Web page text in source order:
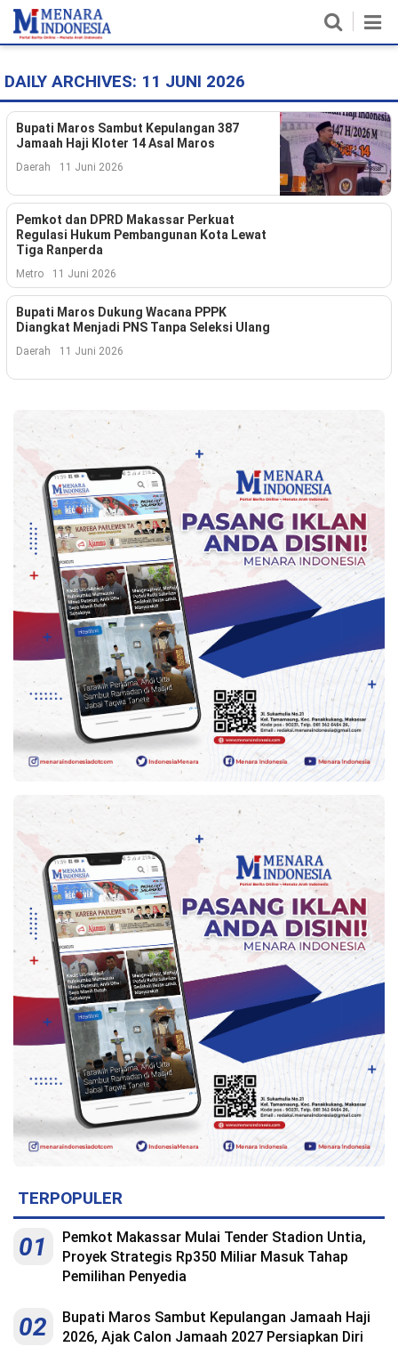
Home
Nasional
Politik
Metro
Daerah
Hukum & HAM
Ekonomi
Lingkungan
Olahraga
More
©
Copyright
Indonesia
Right
Reserve
DAILY ARCHIVES: 11 JUNI 2026
Bupati Maros Sambut Kepulangan 387
Jamaah Haji Kloter 14 Asal Maros
Daerah 11 Juni 2026
Pemkot dan DPRD Makassar Perkuat
Regulasi Hukum Pembangunan Kota Lewat
Tiga Ranperda
Metro 11 Juni 2026
Bupati Maros Dukung Wacana PPPK
Diangkat Menjadi PNS Tanpa Seleksi Ulang
Daerah 11 Juni 2026
TERPOPULER
01
Pemkot Makassar Mulai Tender Stadion Untia,
Proyek Strategis Rp350 Miliar Masuk Tahap
Pemilihan Penyedia
02
Bupati Maros Sambut Kepulangan Jamaah Haji
2026, Ajak Calon Jamaah 2027 Persiapkan Diri